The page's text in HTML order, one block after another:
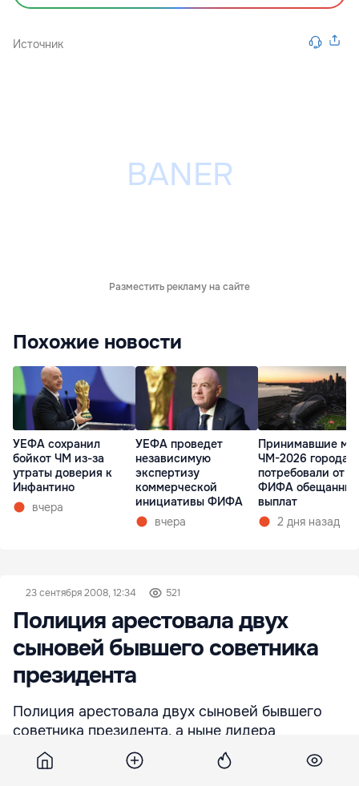
Источник
Разместить рекламу на сайте
Похожие новости
УЕФА сохранил
бойкот ЧМ из-за
утраты доверия к
Инфантино
вчера
УЕФА проведет
независимую
экспертизу
коммерческой
инициативы ФИФА
вчера
Принимавшие
ЧМ-2026 города
потребовали от
ФИФА обещанных
выплат
2 дня назад
23 сентября 2008, 12:34 521
Полиция арестовала двух
сыновей бывшего советника
президента
Полиция арестовала двух сыновей бывшего
советника президента, а ныне лидера
движения Народное Действие Сергея Мокану.
Задержанных обвиняют в жестоком избиении